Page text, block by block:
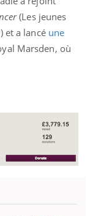
(Les jeunes
et a lancé une
Marsden, où